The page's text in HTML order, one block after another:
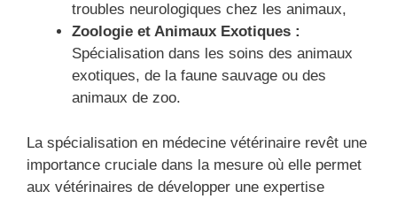
troubles neurologiques chez les animaux,
Zoologie et Animaux Exotiques :
Spécialisation dans les soins des animaux
exotiques, de la faune sauvage ou des
animaux de zoo.
La spécialisation en médecine vétérinaire revêt une
importance cruciale dans la mesure où elle permet
aux vétérinaires de développer une expertise